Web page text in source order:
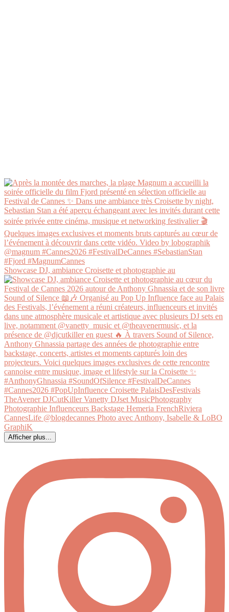
Showcase DJ, ambiance Croisette et photographie au
Afficher plus...